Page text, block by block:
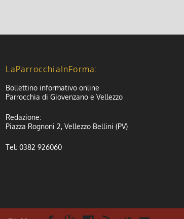
LaParrocchiaInForma:
Bollettino informativo online
Parrocchia di Giovenzano e Vellezzo
Redazione:
Piazza Rognoni 2, Vellezzo Bellini (PV)
Tel: 0382 926060